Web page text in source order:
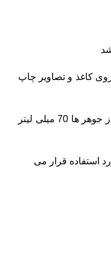
کاغذ و تصاویر چاپ
70میلی لیتر
استفاده قرار می